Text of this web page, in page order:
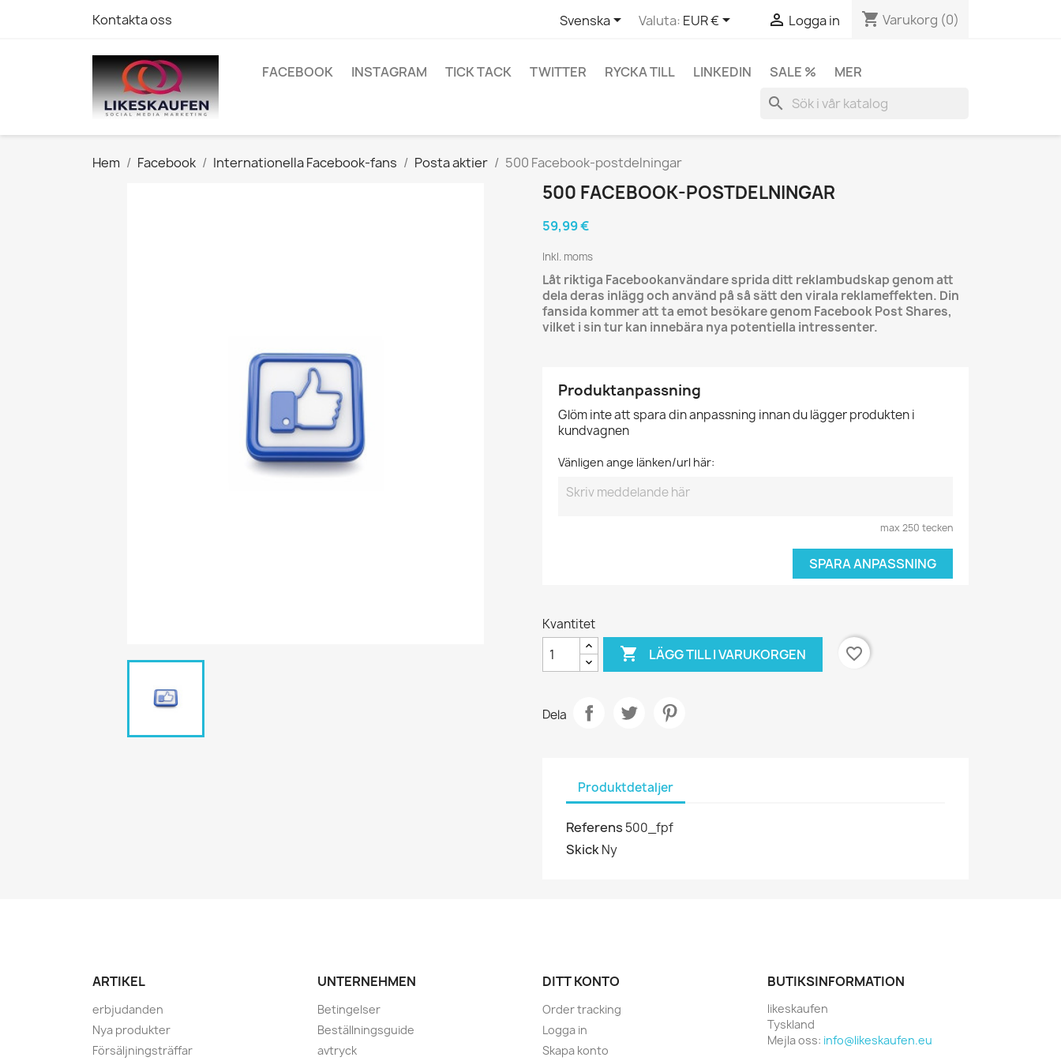
Kontakta oss Svenska Valuta: EUR €  Logga in shopping_cart Varukorg (0)
FACEBOOK INSTAGRAM TICK TACK TWITTER RYCKA TILL LINKEDIN SALE % MER
search
Hem Facebook Internationella Facebook-fans Posta aktier 500 Facebook-postdelningar
500 FACEBOOK-POSTDELNINGAR
59,99 €
Inkl. moms
Låt riktiga Facebookanvändare sprida ditt reklambudskap genom att
dela deras inlägg och använd på så sätt den virala reklameffekten. Din
fansida kommer att ta emot besökare genom Facebook Post Shares,
vilket i sin tur kan innebära nya potentiella intressenter.
Produktanpassning
Glöm inte att spara din anpassning innan du lägger produkten i
kundvagnen
Vänligen ange länken/url här:
max 250 tecken
SPARA ANPASSNING
Kvantitet
 LÄGG TILL I VARUKORGEN favorite_border
Dela
Produktdetaljer
Referens 500_fpf
SkickNy
ARTIKEL
erbjudanden
Nya produkter
Försäljningsträffar
UNTERNEHMEN
Betingelser
Beställningsguide
avtryck
DITT KONTO
Order tracking
Logga in
Skapa konto
BUTIKSINFORMATION
likeskaufen
Tyskland
Mejla oss: info@likeskaufen.eu